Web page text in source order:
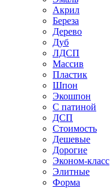
Акрил
Береза
Дерево
Дуб
ЛДСП
Массив
Пластик
Шпон
Экошпон
С патиной
ДСП
Стоимость
Дешевые
Дорогие
Эконом-класс
Элитные
Форма